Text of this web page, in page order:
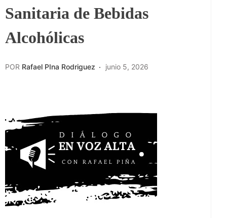
Sanitaria de Bebidas
Alcohólicas
POR Rafael PIna Rodriguez junio 5, 2026